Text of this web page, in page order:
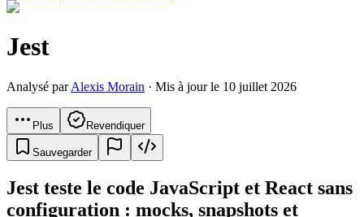
Jest
Analysé parAlexis Morain · Mis à jour le 10 juillet 2026
Plus Revendiquer
Sauvegarder
Jest teste le code JavaScript et React sans
configuration : mocks, snapshots et